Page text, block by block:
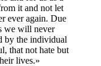
it and not let
ever again. Due
we will never
by the individual
that not hate but
lives.»